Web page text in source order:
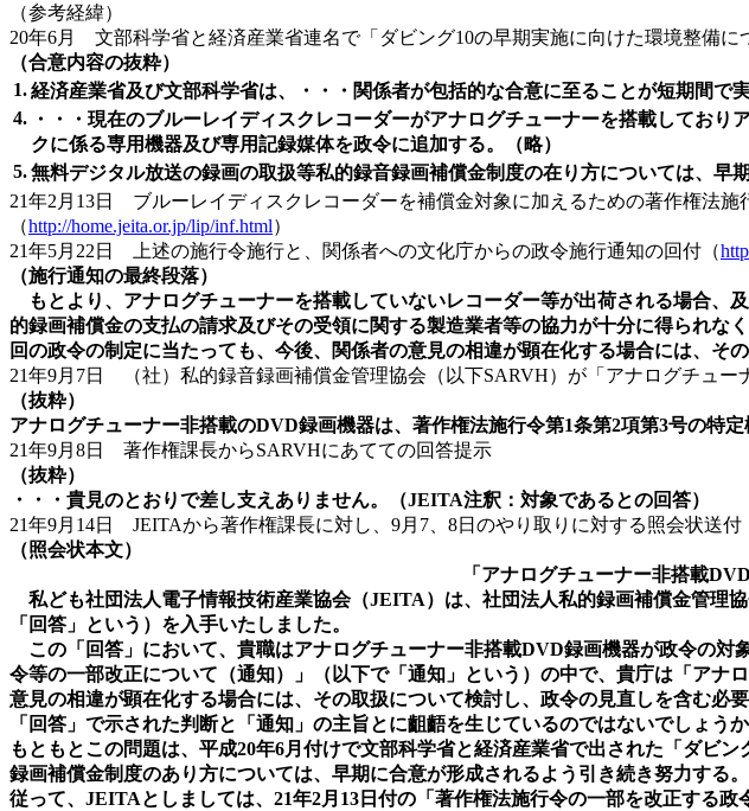
（参考経緯）
20年6月 文部科学省と経済産業省連名で「ダビング10の早期実施に向けた環境整備に
（合意内容の抜粋）
1.経済産業省及び文部科学省は、・・・関係者が包括的な合意に至ることが短期間で
4. ・・・現在のブルーレイディスクレコーダーがアナログチューナーを搭載してお
クに係る専用機器及び専用記録媒体を政令に追加する。（略）
5.無料デジタル放送の録画の取扱等私的録音録画補償金制度の在り方については、早
21年2月13日 ブルーレイディスクレコーダーを補償金対象に加えるための著作権法
（http://home.jeita.or.jp/lip/inf.html）
21年5月22日 上述の施行令施行と、関係者への文化庁からの政令施行通知の回付（
（施行通知の最終段落）
もとより、アナログチューナーを搭載していないレコーダー等が出荷される場合、
的録画補償金の支払の請求及びその受領に関する製造業者等の協力が十分に得られ
回の政令の制定に当たっても、今後、関係者の意見の相違が顕在化する場合には、そ
21年9月7日 （社）私的録音録画補償金管理協会（以下SARVH）が「アナログチュ
（抜粋）
アナログチューナー非搭載のDVD録画機器は、著作権法施行令第1条第2項第3号の特
21年9月8日 著作権課長からSARVHにあてての回答提示
（抜粋）
・・・貴見のとおりで差し支えありません。（JEITA注釈：対象であるとの回答）
21年9月14日 JEITAから著作権課長に対し、9月7、8日のやり取りに対する照会状送付
（照会状本文）
「アナログチューナー非搭載
私ども社団法人電子情報技術産業協会（JEITA）は、社団法人私的録画補償金管理
「回答」という）を入手いたしました。
この「回答」において、貴職はアナログチューナー非搭載DVD録画機器が政令の対
令等の一部改正について（通知）」（以下で「通知」という）の中で、貴庁は「ア
意見の相違が顕在化する場合には、その取扱について検討し、政令の見直しを含む必
「回答」で示された判断と「通知」の主旨とに齟齬を生じているのではないでしょうか
もともとこの問題は、平成20年6月付けで文部科学省と経済産業省で出された「ダビ
録画補償金制度のあり方については、早期に合意が形成されるよう引き続き努力する
従って、JEITAとしましては、21年2月13日付の「著作権法施行令の一部を改正する